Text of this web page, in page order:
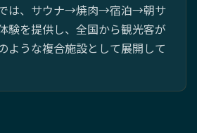
は、サウナ→焼肉→宿泊→朝サ
験を提供し、全国から観光客が
ような複合施設として展開して